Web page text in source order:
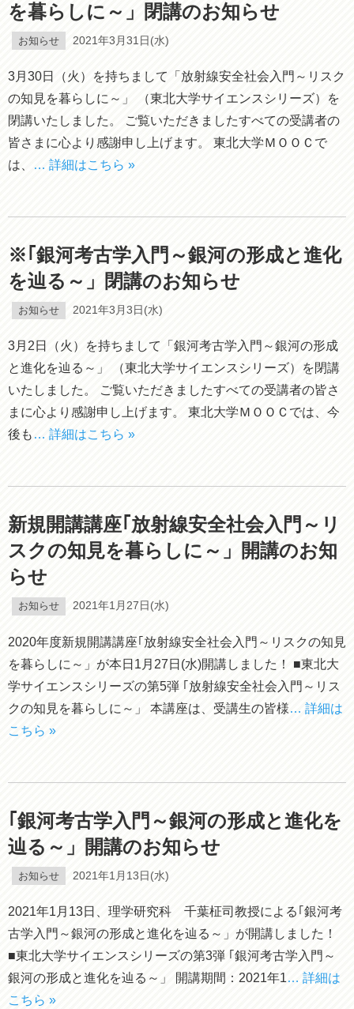
を暮らしに～」閉講のお知らせ
お知らせ 2021年3月31日(水)
3月30日（火）を持ちまして「放射線安全社会入門～リスク
の知見を暮らしに～」 （東北大学サイエンスシリーズ）を
閉講いたしました。 ご覧いただきましたすべての受講者の
皆さまに心より感謝申し上げます。 東北大学ＭＯＯＣで
は、
… 詳細はこちら »
※｢銀河考古学入門～銀河の形成と進化
を辿る～」閉講のお知らせ
お知らせ 2021年3月3日(水)
3月2日（火）を持ちまして「銀河考古学入門～銀河の形成
と進化を辿る～」 （東北大学サイエンスシリーズ）を閉講
いたしました。 ご覧いただきましたすべての受講者の皆さ
まに心より感謝申し上げます。 東北大学ＭＯＯＣでは、今
後も … 詳細はこちら »
新規開講講座｢放射線安全社会入門～リ
スクの知見を暮らしに～」開講のお知
らせ
お知らせ 2021年1月27日(水)
2020年度新規開講講座｢放射線安全社会入門～リスクの知見
を暮らしに～」が本日1月27日(水)開講しました！ ■東北大
学サイエンスシリーズの第5弾 ｢放射線安全社会入門～リス
クの知見を暮らしに～」 本講座は、受講生の皆様… 詳細は
こちら »
｢銀河考古学入門～銀河の形成と進化を
辿る～」開講のお知らせ
お知らせ 2021年1月13日(水)
2021年1月13日、理学研究科 千葉柾司教授による｢銀河考
古学入門～銀河の形成と進化を辿る～」が開講しました！
■東北大学サイエンスシリーズの第3弾 ｢銀河考古学入門～
銀河の形成と進化を辿る～」 開講期間：2021年1… 詳細は
こちら »